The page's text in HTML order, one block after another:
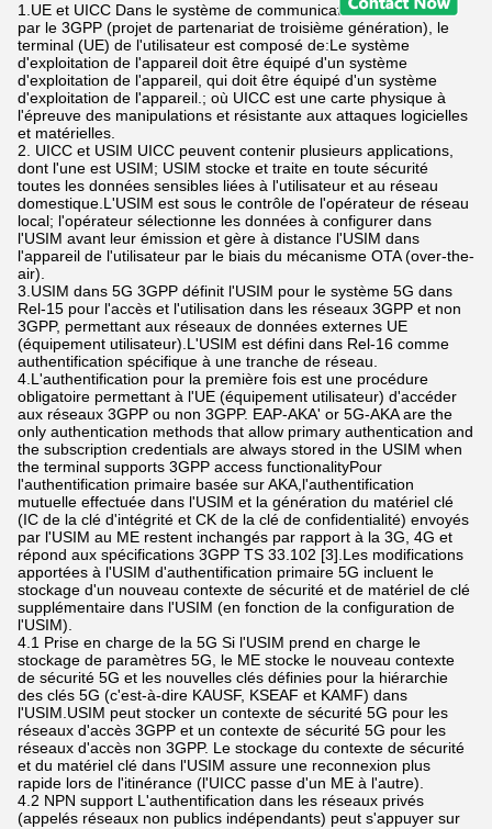
1.UE et UICC Dans le système de communication mobile défini
par le 3GPP (projet de partenariat de troisième génération), le
terminal (UE) de l'utilisateur est composé de:Le système
d'exploitation de l'appareil doit être équipé d'un système
d'exploitation de l'appareil, qui doit être équipé d'un système
d'exploitation de l'appareil.; où UICC est une carte physique à
l'épreuve des manipulations et résistante aux attaques logicielles
et matérielles.
2. UICC et USIM UICC peuvent contenir plusieurs applications,
dont l'une est USIM; USIM stocke et traite en toute sécurité
toutes les données sensibles liées à l'utilisateur et au réseau
domestique.L'USIM est sous le contrôle de l'opérateur de réseau
local; l'opérateur sélectionne les données à configurer dans
l'USIM avant leur émission et gère à distance l'USIM dans
l'appareil de l'utilisateur par le biais du mécanisme OTA (over-the-
air).
3.USIM dans 5G 3GPP définit l'USIM pour le système 5G dans
Rel-15 pour l'accès et l'utilisation dans les réseaux 3GPP et non
3GPP, permettant aux réseaux de données externes UE
(équipement utilisateur).L'USIM est défini dans Rel-16 comme
authentification spécifique à une tranche de réseau.
4.L'authentification pour la première fois est une procédure
obligatoire permettant à l'UE (équipement utilisateur) d'accéder
aux réseaux 3GPP ou non 3GPP. EAP-AKA' or 5G-AKA are the
only authentication methods that allow primary authentication and
the subscription credentials are always stored in the USIM when
the terminal supports 3GPP access functionalityPour
l'authentification primaire basée sur AKA,l'authentification
mutuelle effectuée dans l'USIM et la génération du matériel clé
(IC de la clé d'intégrité et CK de la clé de confidentialité) envoyés
par l'USIM au ME restent inchangés par rapport à la 3G, 4G et
répond aux spécifications 3GPP TS 33.102 [3].Les modifications
apportées à l'USIM d'authentification primaire 5G incluent le
stockage d'un nouveau contexte de sécurité et de matériel de clé
supplémentaire dans l'USIM (en fonction de la configuration de
l'USIM).
4.1 Prise en charge de la 5G Si l'USIM prend en charge le
stockage de paramètres 5G, le ME stocke le nouveau contexte
de sécurité 5G et les nouvelles clés définies pour la hiérarchie
des clés 5G (c'est-à-dire KAUSF, KSEAF et KAMF) dans
l'USIM.USIM peut stocker un contexte de sécurité 5G pour les
réseaux d'accès 3GPP et un contexte de sécurité 5G pour les
réseaux d'accès non 3GPP. Le stockage du contexte de sécurité
et du matériel clé dans l'USIM assure une reconnexion plus
rapide lors de l'itinérance (l'UICC passe d'un ME à l'autre).
4.2 NPN support L'authentification dans les réseaux privés
(appelés réseaux non publics indépendants) peut s'appuyer sur